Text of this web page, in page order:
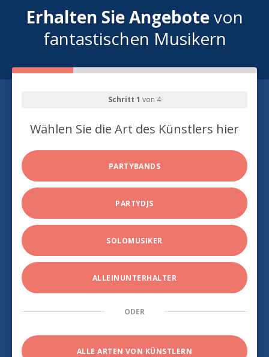
Erhalten Sie Angebotevon
fantastischen Musikern
Schritt 1 von 4
Wählen Sie die Art des Künstlers hier
PARTYBANDS
PARTYDJS
SOLOMUSIKER
ALLEINUNTERHALTER
ODER
ALLE ARTEN VON KÜNSTLERN